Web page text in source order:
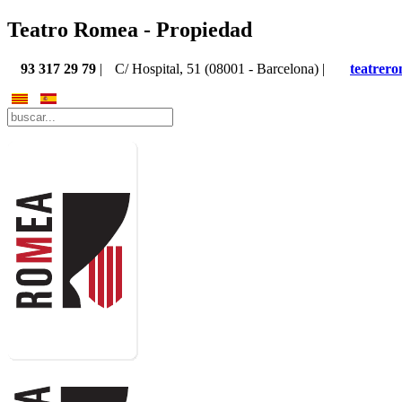
Teatro Romea - Propiedad
93 317 29 79 | C/ Hospital, 51 (08001 - Barcelona) |